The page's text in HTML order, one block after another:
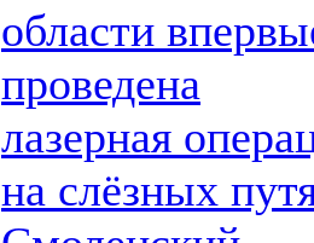
области
проведена
лазерная
на слёзных